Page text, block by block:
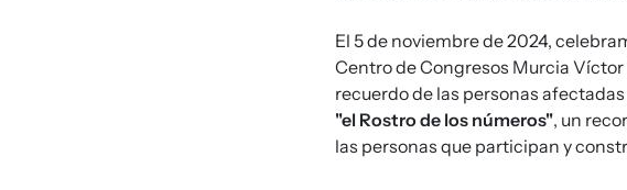
El 5 de noviembre de 2024,
Centro de Congresos Murcia
recuerdo de las personas
"el Rostro de los números", un
las personas que participan y